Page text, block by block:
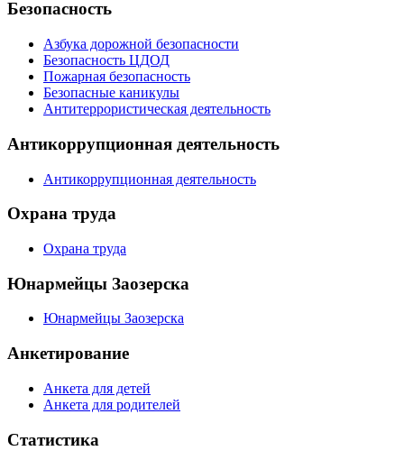
Безопасность
Азбука дорожной безопасности
Безопасность ЦДОД
Пожарная безопасность
Безопасные каникулы
Антитеррористическая деятельность
Антикоррупционная деятельность
Антикоррупционная деятельность
Охрана труда
Охрана труда
Юнармейцы Заозерска
Юнармейцы Заозерска
Анкетирование
Анкета для детей
Анкета для родителей
Статистика